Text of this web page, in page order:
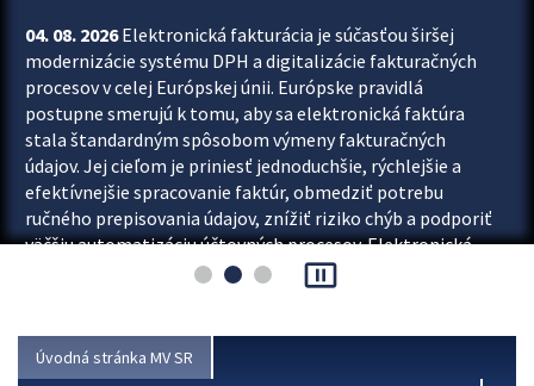
04. 08. 2026Elektronická fakturácia je súčasťou širšej
modernizácie systému DPH a digitalizácie fakturačných
procesov v celej Európskej únii. Európske pravidlá
postupne smerujú k tomu, aby sa elektronická faktúra
stala štandardným spôsobom výmeny fakturačných
údajov. Jej cieľom je priniesť jednoduchšie, rýchlejšie a
efektívnejšie spracovanie faktúr, obmedziť potrebu
ručného prepisovania údajov, znížiť riziko chýb a podporiť
väčšiu automatizáciu účtovných procesov. Elektronická
fakturácia preto nepredstavuje...
pause_presentation
Úvodná stránka MV SR